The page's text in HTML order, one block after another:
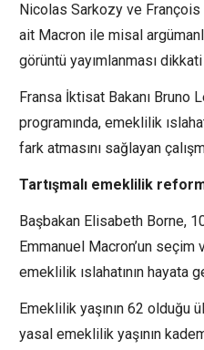
Nicolas Sarkozy ve François
ait Macron ile misal
görüntü yayımlanması
Fransa İktisat Bakanı Bruno
programında, emeklilik
fark atmasını sağlayan
Tartışmalı emeklilik
Başbakan Elisabeth Borne,
Emmanuel Macron’un seçim
emeklilik ıslahatının hayata
Emeklilik yaşının 62 olduğu
yasal emeklilik yaşının